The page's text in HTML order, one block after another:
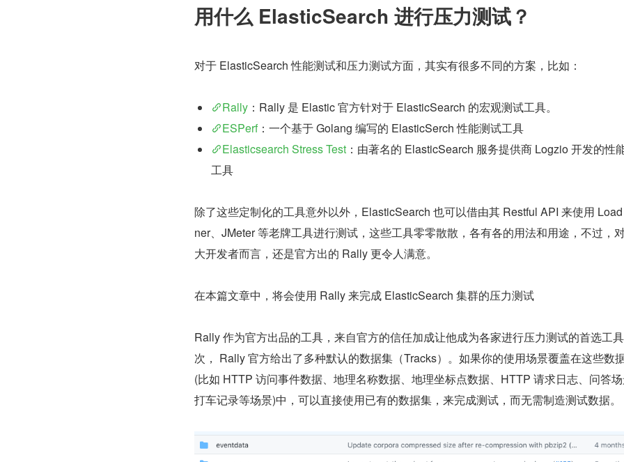
用什么 ElasticSearch 进行压力测试？
对于 ElasticSearch 性能测试和压力测试方面，其实有很多不同的方案，比如：
Rally ：Rally 是 Elastic 官方针对于 ElasticSearch 的宏观测试工具。
ESPerf：一个基于 Golang 编写的 ElasticSerch 性能测试工具
Elasticsearch Stress Test ：由著名的 ElasticSearch 服务提供商 Logzio 开发的性
工具
除了这些定制化的工具意外以外，ElasticSearch 也可以借由其 Restful API 来使用
ner、JMeter 等老牌工具进行测试，这些工具零零散散，各有各的用法和用途，不过，
大开发者而言，还是官方出的 Rally 更令人满意。
在本篇文章中，将会使用 Rally 来完成 ElasticSearch 集群的压力测试
Rally 作为官方出品的工具，来自官方的信任加成让他成为各家进行压力测试的首选工
次， Rally 官方给出了多种默认的数据集（Tracks）。如果你的使用场景覆盖在这些数
(比如 HTTP 访问事件数据、地理名称数据、地理坐标点数据、HTTP 请求日志、问答
打车记录等场景)中，可以直接使用已有的数据集，来完成测试，而无需制造测试数据。